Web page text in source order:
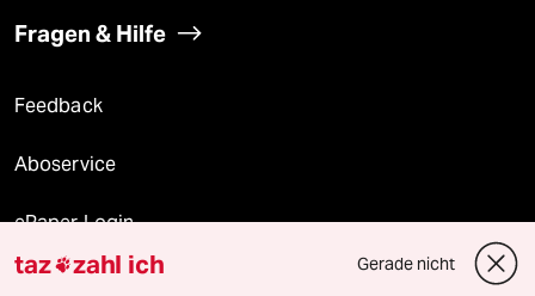
Fragen & Hilfe
Feedback
Aboservice
ePaper Login
Downloads für Abonnierende
taz zahl ich Gerade nicht